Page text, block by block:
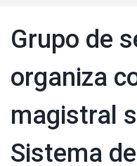
Grupo de
organiza
magistral
Sistema